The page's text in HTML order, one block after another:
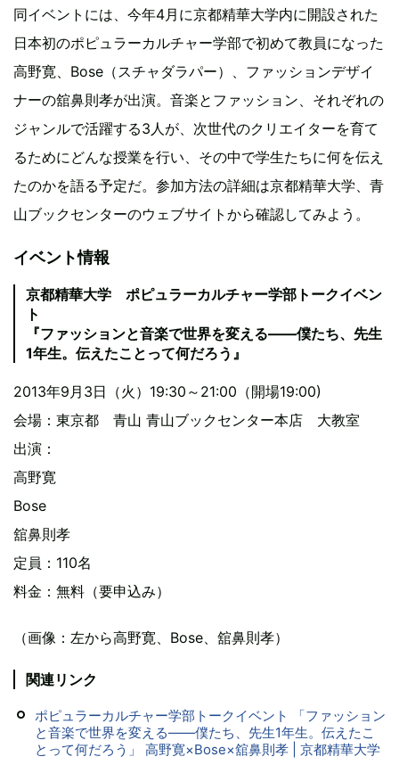
同イベントには、今年4月に京都精華大学内に開設された
日本初のポピュラーカルチャー学部で初めて教員になった
高野寛、Bose（スチャダラパー）、ファッションデザイ
ナーの舘鼻則孝が出演。音楽とファッション、それぞれの
ジャンルで活躍する3人が、次世代のクリエイターを育て
るためにどんな授業を行い、その中で学生たちに何を伝え
たのかを語る予定だ。参加方法の詳細は京都精華大学、青
山ブックセンターのウェブサイトから確認してみよう。
イベント情報
京都精華大学 ポピュラーカルチャー学部トークイベン
ト
『ファッションと音楽で世界を変える――僕たち、先生
1年生。伝えたことって何だろう』
2013年9月3日（火）19:30～21:00（開場19:00)
会場：東京都 青山 青山ブックセンター本店 大教室
出演：
高野寛
Bose
舘鼻則孝
定員：110名
料金：無料（要申込み）
（画像：左から高野寛、Bose、舘鼻則孝）
関連リンク
ポピュラーカルチャー学部トークイベント 「ファッション
と音楽で世界を変える――僕たち、先生1年生。伝えたこ
とって何だろう」 高野寛×Bose×舘鼻則孝 | 京都精華大学